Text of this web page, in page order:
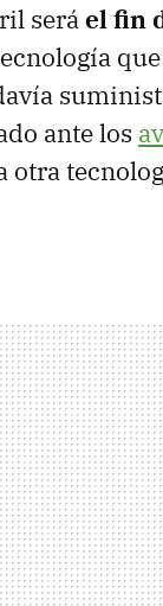
seráel fin
ante los